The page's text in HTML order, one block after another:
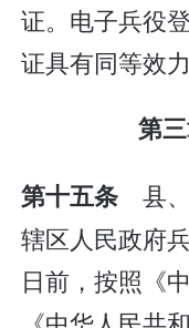
证。电子兵役
证具有同等效力
第
第十五条县
辖区人民政府
日前，按照《